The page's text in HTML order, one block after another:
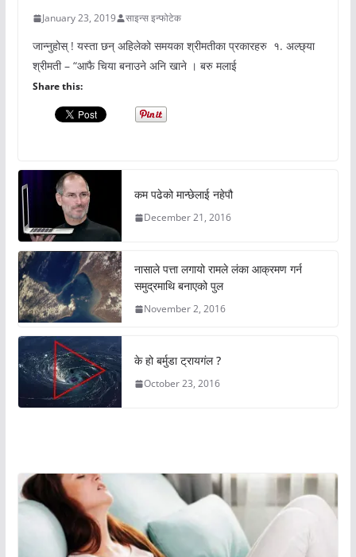
January 23, 2019 साइन्स इन्फोटेक
जान्नुहोस् ! यस्ता छन् अहिलेको समयका श्रीमतीका प्रकारहरु १. अल्छ्या
श्रीमती – “आफै चिया बनाउने अनि खाने । बरु मलाई
Share this:
कम पढेको मान्छेलाई नहेपौ
December 21, 2016
नासाले पत्ता लगायो रामले लंका आक्रमण गर्न
समुद्रमाथि बनाएको पुल
November 2, 2016
के हो बर्मुडा ट्रायगंल ?
October 23, 2016